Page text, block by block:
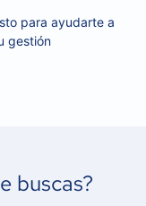
para ayudarte a
gestión
buscas?